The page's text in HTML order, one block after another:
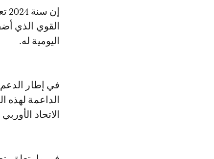
القوي الذي
اليومية له.
في إطار الدعم
الداعمة لهذه
الاتحاد